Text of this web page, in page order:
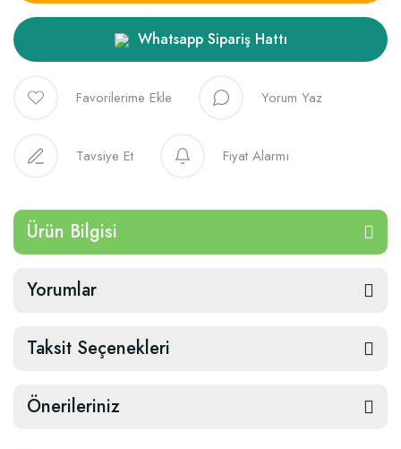
Whatsapp Sipariş Hattı
Yorum Yaz
Tavsiye Et Fiyat Alarmı
Ürün Bilgisi
Yorumlar
Taksit Seçenekleri
Önerileriniz